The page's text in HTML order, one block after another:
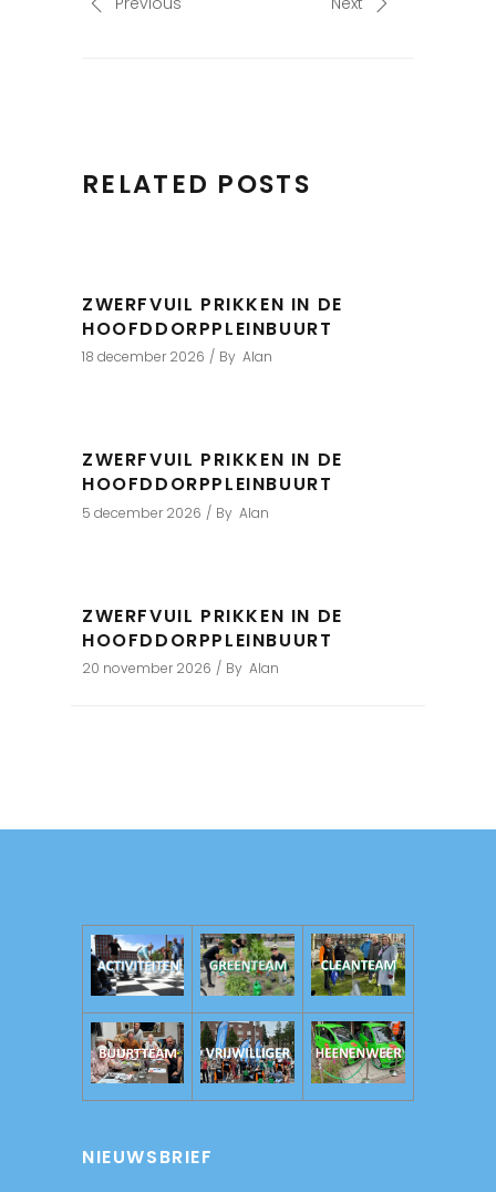
RELATED POSTS
ZWERFVUIL PRIKKEN IN DE
HOOFDDORPPLEINBUURT
18 december 2026 By Alan
ZWERFVUIL PRIKKEN IN DE
HOOFDDORPPLEINBUURT
5 december 2026 By Alan
ZWERFVUIL PRIKKEN IN DE
HOOFDDORPPLEINBUURT
20 november 2026 By Alan
NIEUWSBRIEF